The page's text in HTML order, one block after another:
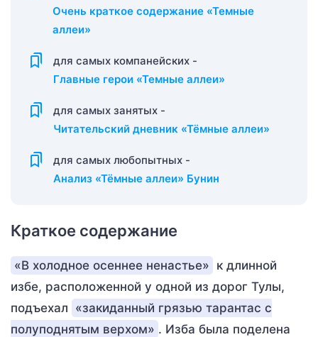
Очень краткое содержание «Темные
аллеи»
для самых компанейских -
Главные герои «Темные аллеи»
для самых занятых -
Читательский дневник «Тёмные аллеи»
для самых любопытных -
Анализ «Тёмные аллеи» Бунин
Краткое содержание
«В холодное осеннее ненастье» к длинной
избе, расположенной у одной из дорог Тулы,
подъехал «закиданный грязью тарантас с
полуподнятым верхом» . Изба была поделена